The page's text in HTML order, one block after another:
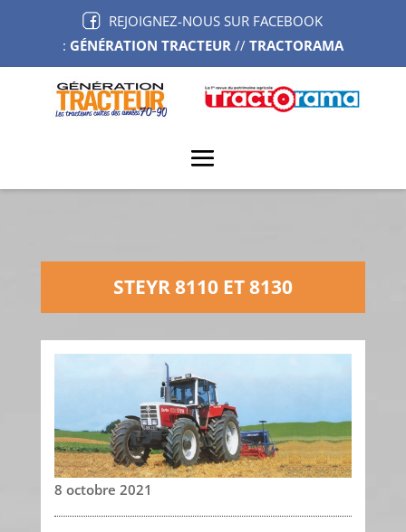
REJOIGNEZ-NOUS SUR FACEBOOK
: GÉNÉRATION TRACTEUR// TRACTORAMA
STEYR 8110 ET 8130
8 octobre 2021